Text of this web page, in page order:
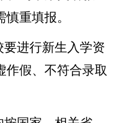
重填报。
进行新生入学资
作假、不符合录取